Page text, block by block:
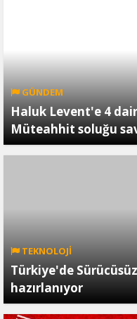
GÜNDEM
Haluk Levent'e 4
Müteahhit soluğu
TEKNOLOJİ
Türkiye'de
hazırlanıyor